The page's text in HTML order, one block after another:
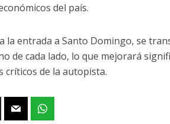
del país.
la entrada a Santo Domingo, se
de cada lado, lo que mejorará
críticos de la autopista.